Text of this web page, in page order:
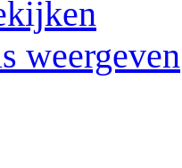
weergeven